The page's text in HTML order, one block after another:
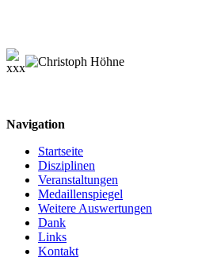
Navigation
Startseite
Disziplinen
Veranstaltungen
Medaillenspiegel
Weitere Auswertungen
Dank
Links
Kontakt